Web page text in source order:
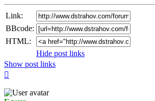
Link:
BBcode:
HTML:
Hide post links
Show post links